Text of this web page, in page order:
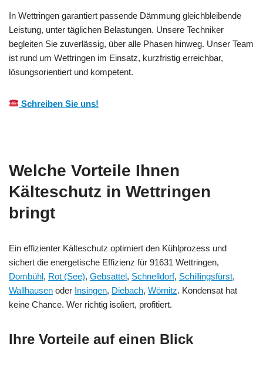
In Wettringen garantiert passende Dämmung gleichbleibende
Leistung, unter täglichen Belastungen. Unsere Techniker
begleiten Sie zuverlässig, über alle Phasen hinweg. Unser Team
ist rund um Wettringen im Einsatz, kurzfristig erreichbar,
lösungsorientiert und kompetent.
Schreiben Sie uns!
Welche Vorteile Ihnen
Kälteschutz in Wettringen
bringt
Ein effizienter Kälteschutz optimiert den Kühlprozess und
sichert die energetische Effizienz für 91631 Wettringen,
Dombühl, Rot (See), Gebsattel, Schnelldorf, Schillingsfürst,
Wallhausen oder Insingen, Diebach, Wörnitz. Kondensat hat
keine Chance. Wer richtig isoliert, profitiert.
Ihre Vorteile auf einen Blick